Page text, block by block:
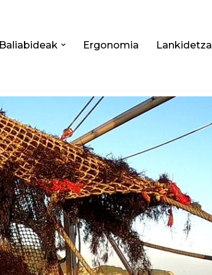
Baliabideak Ergonomia Lankidetza